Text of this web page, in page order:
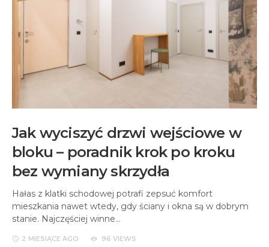
Jak wyciszyć drzwi wejściowe w
bloku – poradnik krok po kroku
bez wymiany skrzydła
Hałas z klatki schodowej potrafi zepsuć komfort
mieszkania nawet wtedy, gdy ściany i okna są w dobrym
stanie. Najczęściej winne…
2 MIESIĄCE AGO 96 VIEWS